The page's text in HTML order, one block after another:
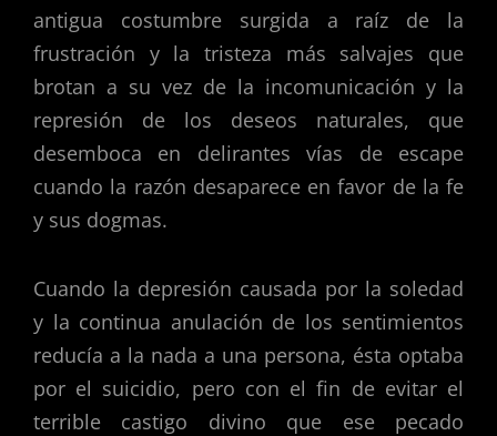
antigua costumbre surgida a raíz de la
frustración y la tristeza más salvajes que
brotan a su vez de la incomunicación y la
represión de los deseos naturales, que
desemboca en delirantes vías de escape
cuando la razón desaparece en favor de la fe
y sus dogmas.
Cuando la depresión causada por la soledad
y la continua anulación de los sentimientos
reducía a la nada a una persona, ésta optaba
por el suicidio, pero con el fin de evitar el
terrible castigo divino que ese pecado